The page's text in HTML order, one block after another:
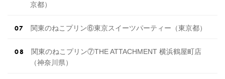
京都）
関東のねこプリン⑥東京スイーツパーティー（東京都）
関東のねこプリン⑦THE ATTACHMENT 横浜鶴屋町店
（神奈川県）